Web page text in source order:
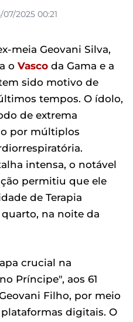
2025 00:21
meia Geovani Silva,
o Vasco da Gama e a
sido motivo de
tempos. O ídolo,
de extrema
por múltiplos
intensa, o notável
permitiu que ele
de Terapia
na noite da
crucial na
Príncipe", aos 61
Filho, por meio
digitais. O